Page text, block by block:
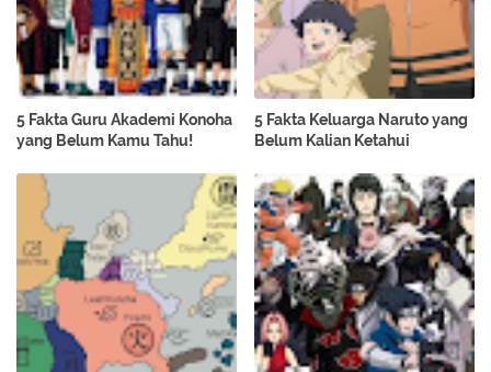
5 Fakta Guru Akademi Konoha
yang Belum Kamu Tahu!
5 Fakta Keluarga Naruto yang
Belum Kalian Ketahui